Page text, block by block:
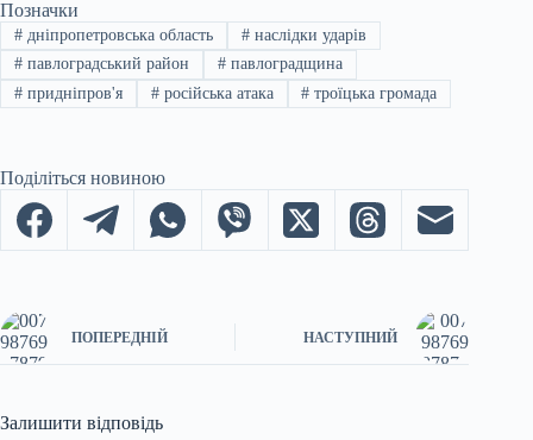
Позначки
#дніпропетровська область #наслідки ударів
#павлоградський район #павлоградщина
#придніпров'я #російська атака # троїцька громада
Поділіться новиною
ПОПЕРЕДНІЙ НАСТУПНИЙ
Залишити відповідь